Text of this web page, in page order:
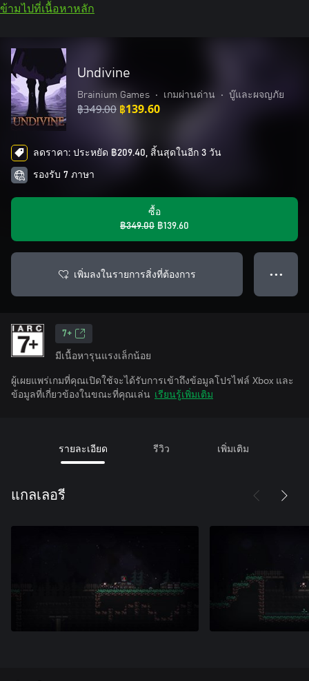
ข้ามไปที่เนื้อหาหลัก
Undivine
Brainium Games • เกมผ่านด่าน • บู๊และผจญภัย
฿349.00 ฿139.60
ลดราคา: ประหยัด ฿209.40, สิ้นสุดในอีก 3 วัน
รองรับ 7 ภาษา
ซื้อ
฿349.00 ฿139.60
เพิ่มลงในรายการสิ่งที่ต้องการ ● ● ●
7+
มีเนื้อหารุนแรงเล็กน้อย
ผู้เผยแพร่เกมที่คุณเปิดใช้จะได้รับการเข้าถึงข้อมูลโปรไฟล์ Xbox และ
ข้อมูลที่เกี่ยวข้องในขณะที่คุณเล่น เรียนรู้เพิ่มเติม
รายละเอียด รีวิว เพิ่มเติม
แกลเลอรี